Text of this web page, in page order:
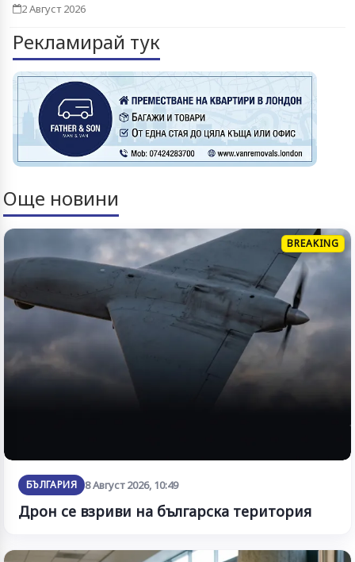
2 Август 2026
Рекламирай тук
Още новини
BREAKING
БЪЛГАРИЯ 8 Август 2026, 10:49
Дрон се взриви на българска територия